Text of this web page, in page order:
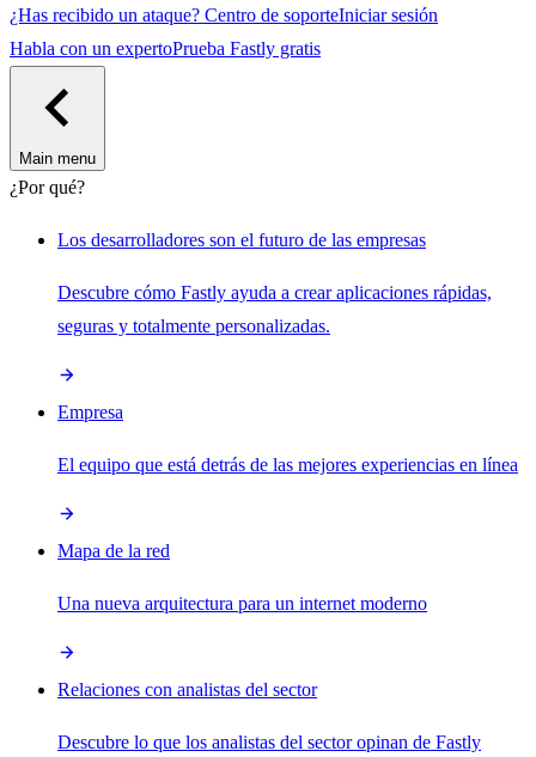
¿Has recibido un ataque? Centro de soporteIniciar sesión
Habla con un expertoPrueba Fastly gratis
Main menu
¿Por qué?
Los desarrolladores son el futuro de las empresas
Descubre cómo Fastly ayuda a crear aplicaciones rápidas,
seguras y totalmente personalizadas.
Empresa
El equipo que está detrás de las mejores experiencias en línea
Mapa de la red
Una nueva arquitectura para un internet moderno
Relaciones con analistas del sector
Descubre lo que los analistas del sector opinan de Fastly